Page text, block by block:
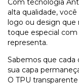
alta qualidade,
logo ou design que
toque especial
representa.
Sabemos que cada
sua capa
O TPU